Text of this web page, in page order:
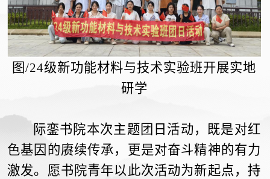
图/24级新功能材料与技术实验班开展实地
研学
际銮书院本次主题团日活动，既是对红
色基因的赓续传承，更是对奋斗精神的有力
激发。愿书院青年以此次活动为新起点，持